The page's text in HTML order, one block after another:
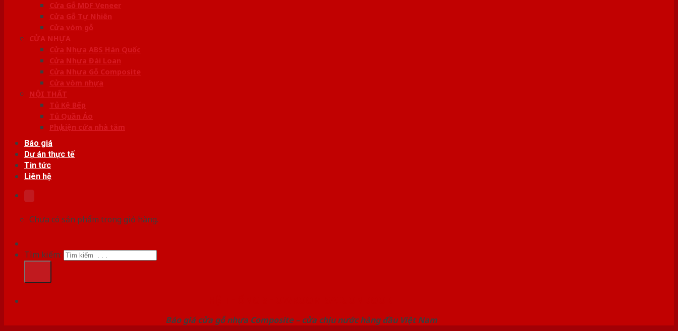
Cửa Gỗ MDF Veneer
Cửa Gỗ Tự Nhiên
Cửa vòm gỗ
CỬA NHỰA
Cửa Nhựa ABS Hàn Quốc
Cửa Nhựa Đài Loan
Cửa Nhựa Gỗ Composite
Cửa vòm nhựa
NỘI THẤT
Tủ Kệ Bếp
Tủ Quần Áo
Phụ kiện cửa nhà tắm
Báo giá
Dự án thực tế
Tin tức
Liên hệ
Chưa có sản phẩm trong giỏ hàng.
Tìm kiếm:
Báo giá cửa gỗ nhựa Composite – cửa chịu nước hàng đầu Việt Nam